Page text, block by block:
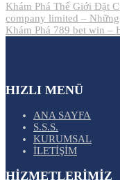
Khám Phá Thế Giới Đặt
company limited –
Khám Phá 789 bet win –
HIZLI MENÜ
ANA SAYFA
S.S.S.
KURUMSAL
İLETİŞİM
HİZMETLERİMİZ